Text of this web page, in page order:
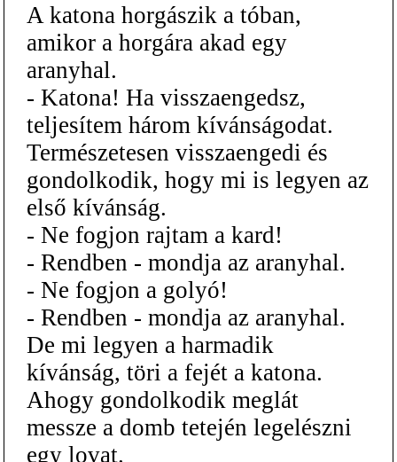
A katona horgászik a tóban,
amikor a horgára akad egy
aranyhal.
- Katona! Ha visszaengedsz,
teljesítem három kívánságodat.
Természetesen visszaengedi és
gondolkodik, hogy mi is legyen az
első kívánság.
- Ne fogjon rajtam a kard!
- Rendben - mondja az aranyhal.
- Ne fogjon a golyó!
- Rendben - mondja az aranyhal.
De mi legyen a harmadik
kívánság, töri a fejét a katona.
Ahogy gondolkodik meglát
messze a domb tetején legelészni
egy lovat.